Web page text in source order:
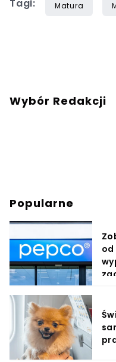
Tagi: Matura
Wybór Redakcji
Popularne
od